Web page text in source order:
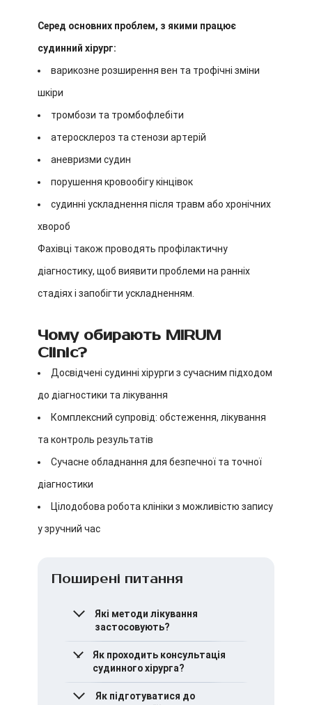
Серед основних проблем, з якими працює
судинний хірург:
варикозне розширення вен та трофічні зміни
шкіри
тромбози та тромбофлебіти
атеросклероз та стенози артерій
аневризми судин
порушення кровообігу кінцівок
судинні ускладнення після травм або хронічних
хвороб
Фахівці також проводять профілактичну
діагностику, щоб виявити проблеми на ранніх
стадіях і запобігти ускладненням.
Чому обирають MIRUM
Clinic?
Досвідчені судинні хірурги з сучасним підходом
до діагностики та лікування
Комплексний супровід: обстеження, лікування
та контроль результатів
Сучасне обладнання для безпечної та точної
діагностики
Цілодобова робота клініки з можливістю запису
у зручний час
Поширені питання
Які методи лікування
застосовують?
Фахівці клініки
використовують
консервативні методи
(лікувальна терапія,
Як проходить консультація
судинного хірурга?
Лікар збирає анамнез,
Як підготуватися до